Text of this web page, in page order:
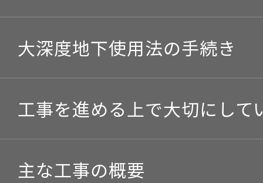
大深度地下使用法の手続き
工事を進める上で大切にして
工事の安全
主な工事の概要